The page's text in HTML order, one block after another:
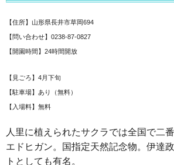
【住所】山形県長井市草岡694
【問い合わせ】0238-87-0827
【開園時間】24時間開放
【見ごろ】4月下旬
【駐車場】あり（無料）
【入場料】無料
人里に植えられたサクラでは全国で二
エドヒガン。国指定天然記念物。伊達
トとしても有名。